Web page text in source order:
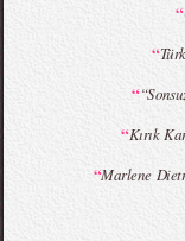
MBFWI - Giray Sepin 2015
“
“
“
“Kırık
“Marlene